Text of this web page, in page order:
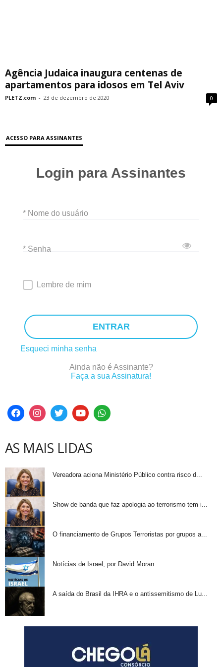
Agência Judaica inaugura centenas de
apartamentos para idosos em Tel Aviv
PLETZ.com - 23 de dezembro de 2020 0
ACESSO PARA ASSINANTES
Login para Assinantes
* Nome do usuário
* Senha
Lembre de mim
ENTRAR
Esqueci minha senha
Ainda não é Assinante?
Faça a sua Assinatura!
AS MAIS LIDAS
Vereadora aciona Ministério Público contra risco d...
Show de banda que faz apologia ao terrorismo tem i...
O financiamento de Grupos Terroristas por grupos a...
Notícias de Israel, por David Moran
A saída do Brasil da IHRA e o antissemitismo de Lu...